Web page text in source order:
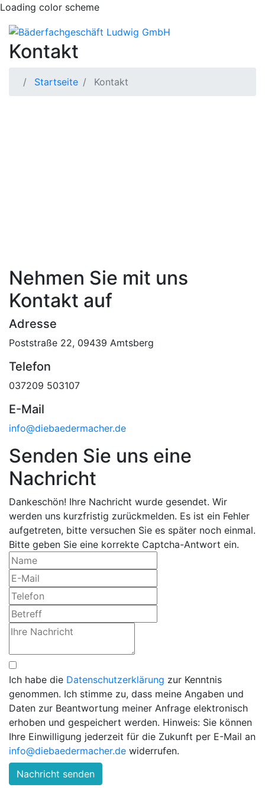
Loading color scheme
Kontakt
Startseite Kontakt
Nehmen Sie mit uns
Kontakt auf
Adresse
Poststraße 22, 09439 Amtsberg
Telefon
037209 503107
E-Mail
info@diebaedermacher.de
Senden Sie uns eine
Nachricht
Dankeschön! Ihre Nachricht wurde gesendet. Wir
werden uns kurzfristig zurückmelden. Es ist ein Fehler
aufgetreten, bitte versuchen Sie es später noch einmal.
Bitte geben Sie eine korrekte Captcha-Antwort ein.
Ich habe die Datenschutzerklärung zur Kenntnis
genommen. Ich stimme zu, dass meine Angaben und
Daten zur Beantwortung meiner Anfrage elektronisch
erhoben und gespeichert werden. Hinweis: Sie können
Ihre Einwilligung jederzeit für die Zukunft per E-Mail an
info@diebaedermacher.de widerrufen.
Nachricht senden